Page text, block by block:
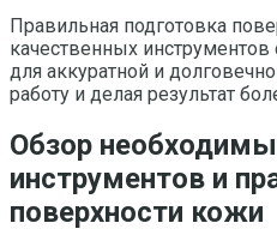
Правильная подготовка
качественных
для аккуратной и
работу и делая результат
Обзор
инструментов и
поверхности кожи